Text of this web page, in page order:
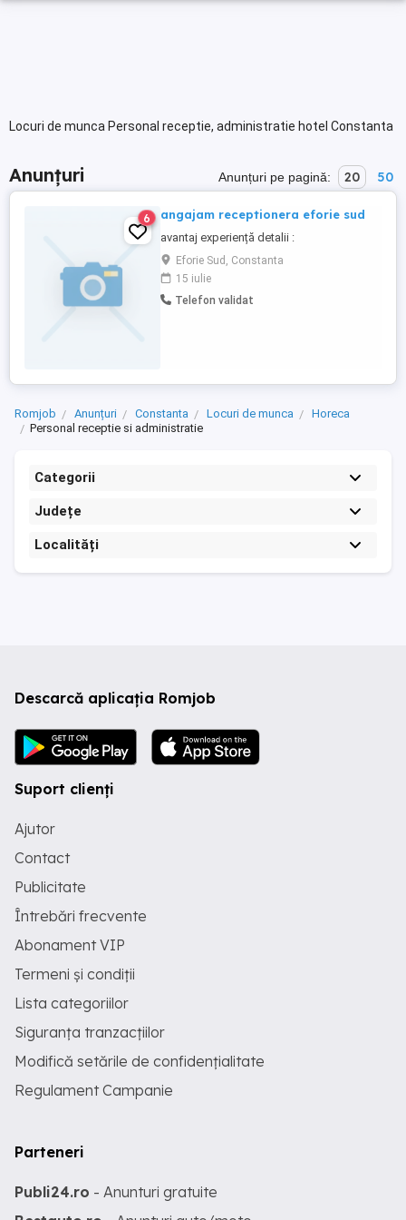
Locuri de munca Personal receptie, administratie hotel Constanta
Anunțuri Anunțuri pe pagină: 20 50
6 angajam receptionera eforie sud
avantaj experiență detalii :
Eforie Sud, Constanta
15 iulie
Telefon validat
Romjob Anunțuri Constanta Locuri de munca
Horeca
Personal receptie si administratie
Categorii
Județe
Localități
Descarcă aplicația Romjob
Suport clienți
Ajutor
Contact
Publicitate
Întrebări frecvente
Abonament VIP
Termeni și condiții
Lista categoriilor
Siguranța tranzacțiilor
Modifică setările de confidențialitate
Regulament Campanie
Parteneri
Publi24.ro - Anunturi gratuite